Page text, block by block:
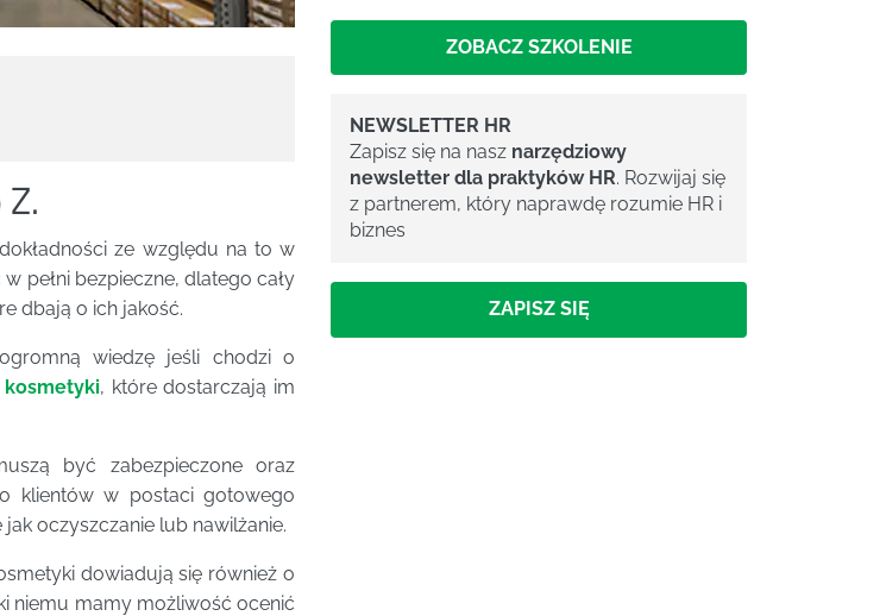
ze względu na to w
pełni bezpieczne, dlatego cały
dbają o ich jakość.
wiedzę jeśli chodzi o
kosmetyki, które dostarczają im
być zabezpieczone oraz
klientów w postaci gotowego
oczyszczanie lub nawilżanie.
dowiadują się również o
niemu mamy możliwość ocenić
ZOBACZ SZKOLENIE
NEWSLETTER HR
Zapisz się na nasz narzędziowy
newsletter dla praktyków HR. Rozwijaj się
z partnerem, który naprawdę rozumie HR i
biznes
ZAPISZ SIĘ